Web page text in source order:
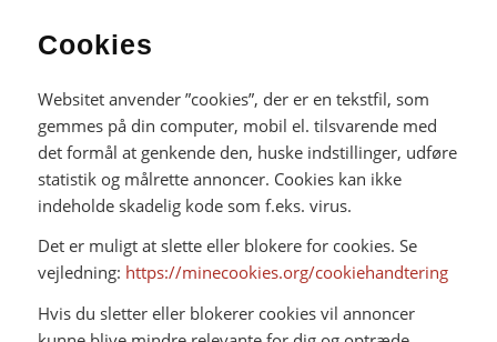
Cookies
Websitet anvender ”cookies”, der er en tekstfil, som
gemmes på din computer, mobil el. tilsvarende med
det formål at genkende den, huske indstillinger, udføre
statistik og målrette annoncer. Cookies kan ikke
indeholde skadelig kode som f.eks. virus.
Det er muligt at slette eller blokere for cookies. Se
vejledning: https://minecookies.org/cookiehandtering
Hvis du sletter eller blokerer cookies vil annoncer